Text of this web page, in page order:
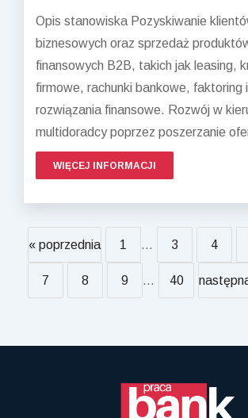
Opis stanowiska Pozyskiwanie
biznesowych oraz sprzedaż
finansowych B2B, takich jak leasing,
firmowe, rachunki bankowe, faktoring
rozwiązania finansowe. Rozwój w
multidoradcy poprzez poszerzanie
WIĘCEJ INFORMACJI
« poprzednia 1 ... 3 4
7 8 9 ... 40